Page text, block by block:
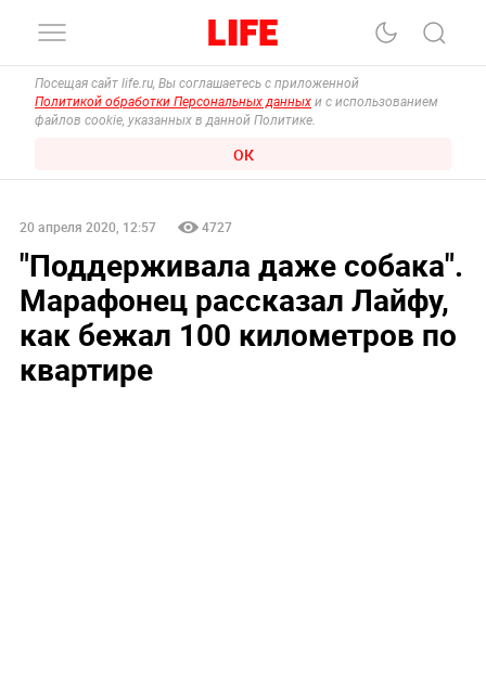
Посещая сайт life.ru, Вы соглашаетесь с приложенной
Политикой обработки Персональных данных и с использованием
файлов cookie, указанных в данной Политике.
ОК
20 апреля 2020, 12:57 4727
"Поддерживала даже собака".
Марафонец рассказал Лайфу,
как бежал 100 километров по
квартире